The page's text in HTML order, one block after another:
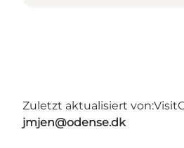
Zuletzt aktualisiert von:
jmjen@odense.dk